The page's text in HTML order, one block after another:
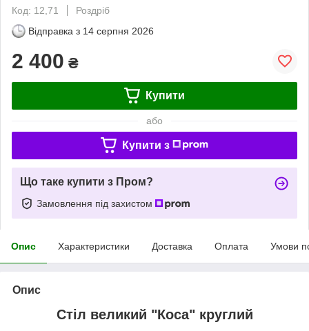
Код: 12,71
Роздріб
Відправка з 14 серпня 2026
2 400 ₴
Купити
або
Купити з
Що таке купити з Пром?
Замовлення під захистом
Опис Характеристики Доставка Оплата Умови
Опис
Стіл великий "Коса" круглий